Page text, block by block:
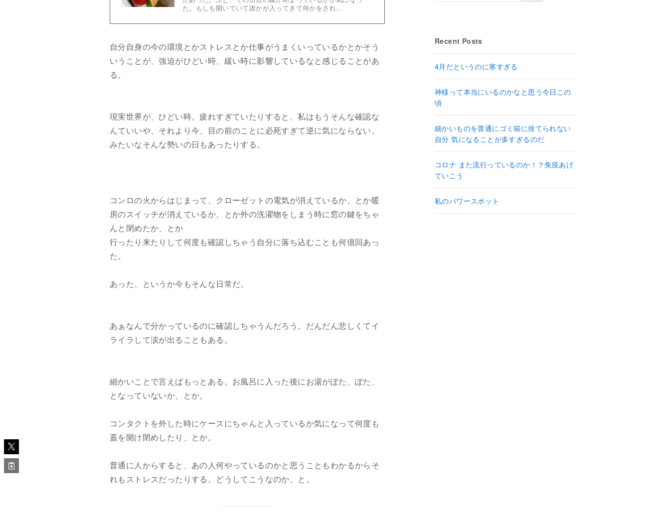
た。もしも開いていて誰かが入ってきて何かをされ…
自分自身の今の環境とかストレスとか仕事がうまくいっているかとかそう
いうことが、強迫がひどい時、緩い時に影響しているなと感じることがあ
る。
現実世界が、ひどい時。疲れすぎていたりすると、私はもうそんな確認な
んていいや、それより今、目の前のことに必死すぎて逆に気にならない。
みたいなそんな勢いの日もあったりする。
コンロの火からはじまって、クローゼットの電気が消えているか、とか暖
房のスイッチが消えているか、とか外の洗濯物をしまう時に窓の鍵をちゃ
んと閉めたか、とか
行ったり来たりして何度も確認しちゃう自分に落ち込むことも何億回あっ
た。
あった、というか今もそんな日常だ。
あぁなんで分かっているのに確認しちゃうんだろう。だんだん悲しくてイ
ライラして涙が出ることもある。
細かいことで言えばもっとある。お風呂に入った後にお湯がぽた、ぽた、
となっていないか、とか。
コンタクトを外した時にケースにちゃんと入っているか気になって何度も
蓋を開け閉めしたり、とか。
普通に人からすると、あの人何やっているのかと思うこともわかるからそ
れもストレスだったりする。どうしてこうなのか、と。
Recent Posts
4月だというのに寒すぎる
神様って本当にいるのかなと思う今日この
頃
細かいものを普通にゴミ箱に捨てられない
自分 気になることが多すぎるのだ
コロナ また流行っているのか！？免疫あげ
ていこう
私のパワースポット